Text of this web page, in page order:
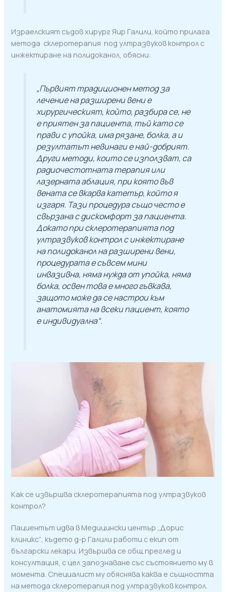
Израелският съдов хирург Яир Галили, който прилага
метода склеротерапия под ултразвуков контрол с
инжектиране на полидоканол, обясни:
„Първият традиционен метод за
лечение на разширени вени е
хирургическият, който, разбира се, не
е приятен за пациента, тъй като се
прави с упойка, има рязане, болка, а и
резултатът невинаги е най-добрият.
Други методи, които се използват, са
радиочестотната терапия или
лазерната аблация, при която във
вената се вкарва катетър, който я
изгаря. Тази процедура също често е
свързана с дискомфорт за пациента.
Докато при склеротерапията под
ултразвуков контрол с инжектиране
на полидоканол на разширени вени,
процедурата е съвсем мини
инвазивна, няма нужда от упойка, няма
болка, освен това е много гъвкава,
защото може да се настрои към
анатомията на всеки пациент, която
е индивидуална“.
Как се извършва склеротерапията под ултразвуков
контрол?
Пациентът идва в Медицински център „Дорис
клиникс“, където д-р Галили работи с екип от
български лекари. Извършва се общ преглед и
консултация, с цел запознаване със състоянието му в
момента. Специалист му обяснява каква е същността
на метода склеротерапия под ултразвуков контрол.